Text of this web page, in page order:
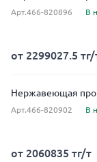
Арт.466-820896 В
от 2299027.5 тг/
Нержавеющая
Арт.466-820902 В
от 2060835 тг/т